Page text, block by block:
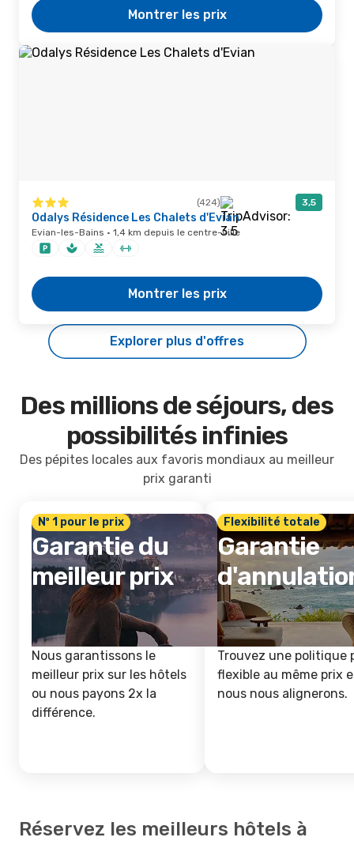
Montrer les prix
(424) 3,5
Odalys Résidence Les Chalets d'Evian
Evian-les-Bains · 1,4 km depuis le centre-ville
Montrer les prix
Explorer plus d'offres
Des millions de séjours, des
possibilités infinies
Des pépites locales aux favoris mondiaux au meilleur
prix garanti
Nº 1 pour le prix
Garantie du
meilleur prix
Nous garantissons le
meilleur prix sur les hôtels
ou nous payons 2x la
différence.
Flexibilité totale
Garantie
Trouvez une politique
flexible au même prix
nous nous alignerons.
Réservez les meilleurs hôtels à